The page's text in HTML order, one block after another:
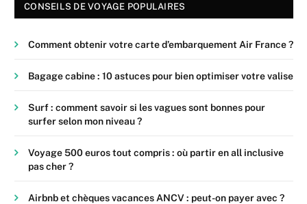
CONSEILS DE VOYAGE POPULAIRES
Comment obtenir votre carte d’embarquement Air France ?
Bagage cabine : 10 astuces pour bien optimiser votre valise
Surf : comment savoir si les vagues sont bonnes pour
surfer selon mon niveau ?
Voyage 500 euros tout compris : où partir en all inclusive
pas cher ?
Airbnb et chèques vacances ANCV : peut-on payer avec ?